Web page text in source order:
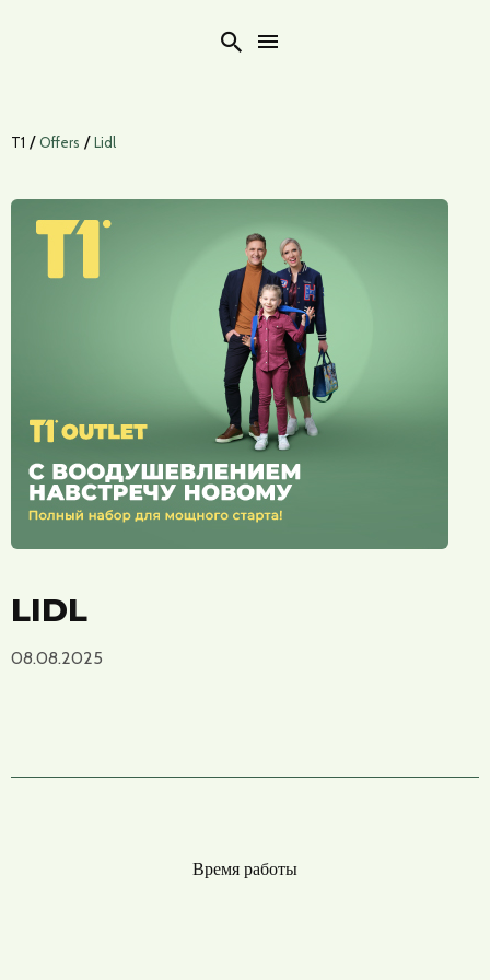
Search
T1 / Offers / Lidl
LIDL
08.08.2025
Время работы